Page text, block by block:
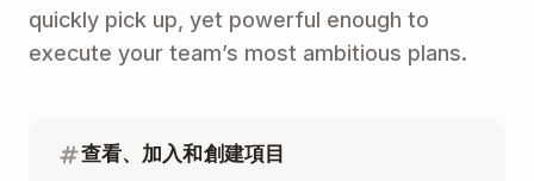
quickly pick up, yet powerful enough to
execute your team’s most ambitious plans.
查看、加入和創建項目